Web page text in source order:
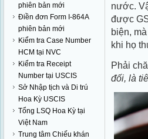
phiên bản mới
Điền đơn Form I-864A
phiên bản mới
Kiểm tra Case Number
HCM tại NVC
Kiểm tra Receipt
Number tại USCIS
Sở Nhập tịch và Di trú
Hoa Kỳ USCIS
Tổng LSQ Hoa Kỳ tại
Việt Nam
Trung tâm Chiếu khán
nước.
được
biện,
khi họ
Phải
đối, là